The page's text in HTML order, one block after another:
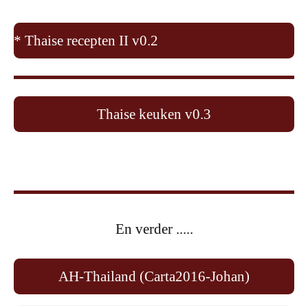
* Thaise recepten II v0.2
Thaise keuken v0.3
En verder .....
AH-Thailand (Carta2016-Johan)